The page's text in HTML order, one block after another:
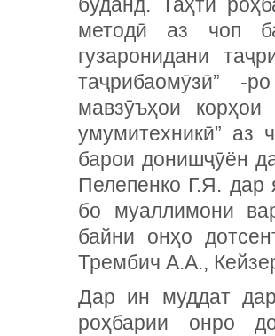
методӣ аз чоп
гузаронидани
таҷрибаомӯзӣ” -
мавзӯъҳои
умумитехникӣ” аз
барои донишҷӯён
Пелепенко Г.Я. дар
бо муаллимони
байни онҳо
Трембич А.А.,
Дар ин муддат
роҳбарии онро